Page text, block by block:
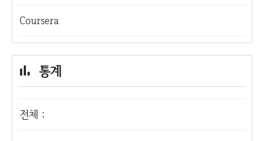
Coursera
통계
전체 :